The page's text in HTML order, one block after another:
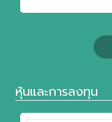
หุ้นและการลงทุน